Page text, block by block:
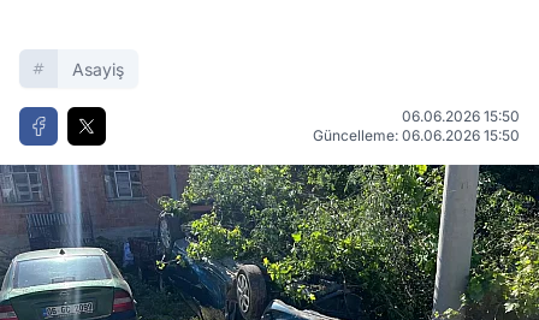
Asayiş
06.06.2026 15:50
Güncelleme: 06.06.2026 15:50